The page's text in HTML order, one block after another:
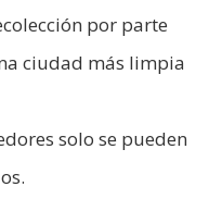
por parte
ciudad más limpia
solo se pueden